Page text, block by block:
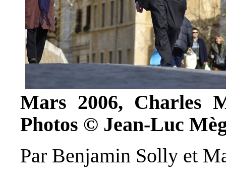
Mars 2006, Charles
Photos © Jean-Luc
Par Benjamin Solly et